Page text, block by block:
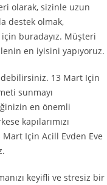
olarak, sizinle uzun
destek olmak,
buradayız. Müşteri
en iyisini yapıyoruz.
13 Mart Için
sunmayı
en önemli
kapılarımızı
Için Acill Evden Eve
keyifli ve stresiz bir